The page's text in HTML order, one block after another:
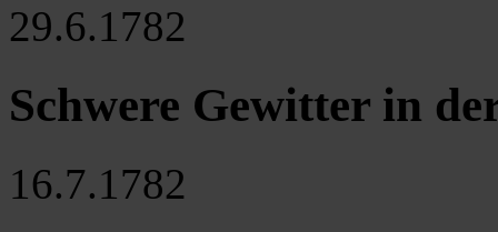
29.6.1782
Schwere Gewitter in
16.7.1782